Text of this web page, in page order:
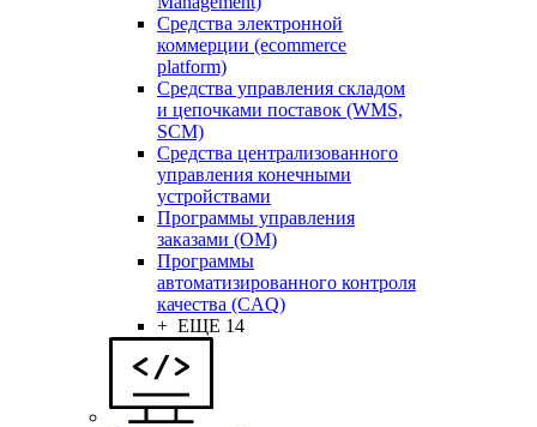
Средства электронной
коммерции (ecommerce
platform)
Средства управления складом
и цепочками поставок (WMS,
SCM)
Средства централизованного
управления конечными
устройствами
Программы управления
заказами (OM)
Программы
автоматизированного контроля
качества (CAQ)
+ ЕЩЕ 14